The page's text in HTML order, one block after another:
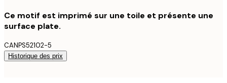
Ce motif est imprimé sur une toile et présente une
surface plate.
CANPS52102-5
Historique des prix